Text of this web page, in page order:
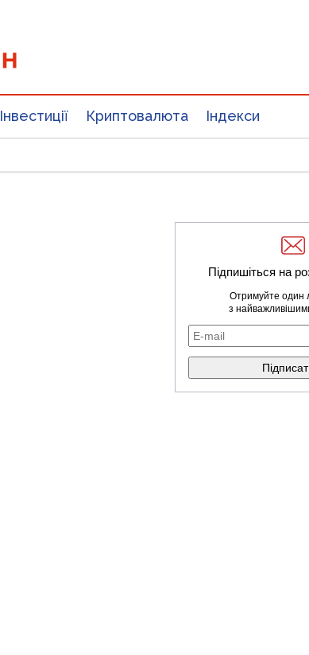
Інвестиції Криптовалюта Індекси
Підпишіться на
Отримуйте один
з